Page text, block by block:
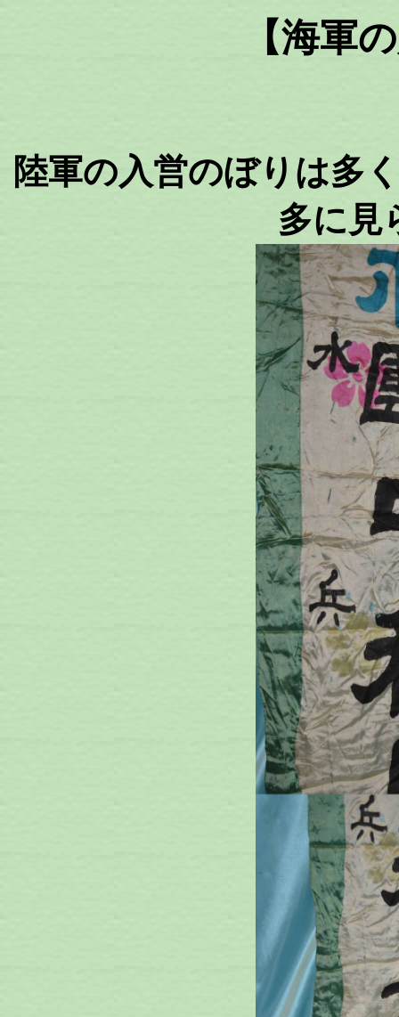
【海軍
陸軍の入営のぼりは多
多に見